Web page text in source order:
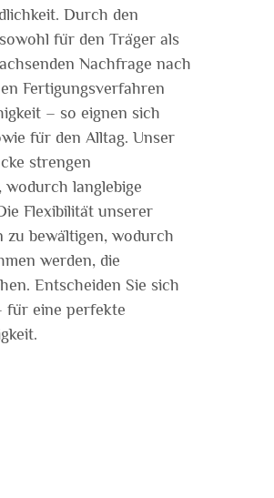
Durch den
für den Träger als
Nachfrage nach
Fertigungsverfahren
– so eignen sich
für den Alltag. Unser
strengen
langlebige
Flexibilität unserer
zu bewältigen, wodurch
werden, die
Entscheiden Sie sich
für eine perfekte